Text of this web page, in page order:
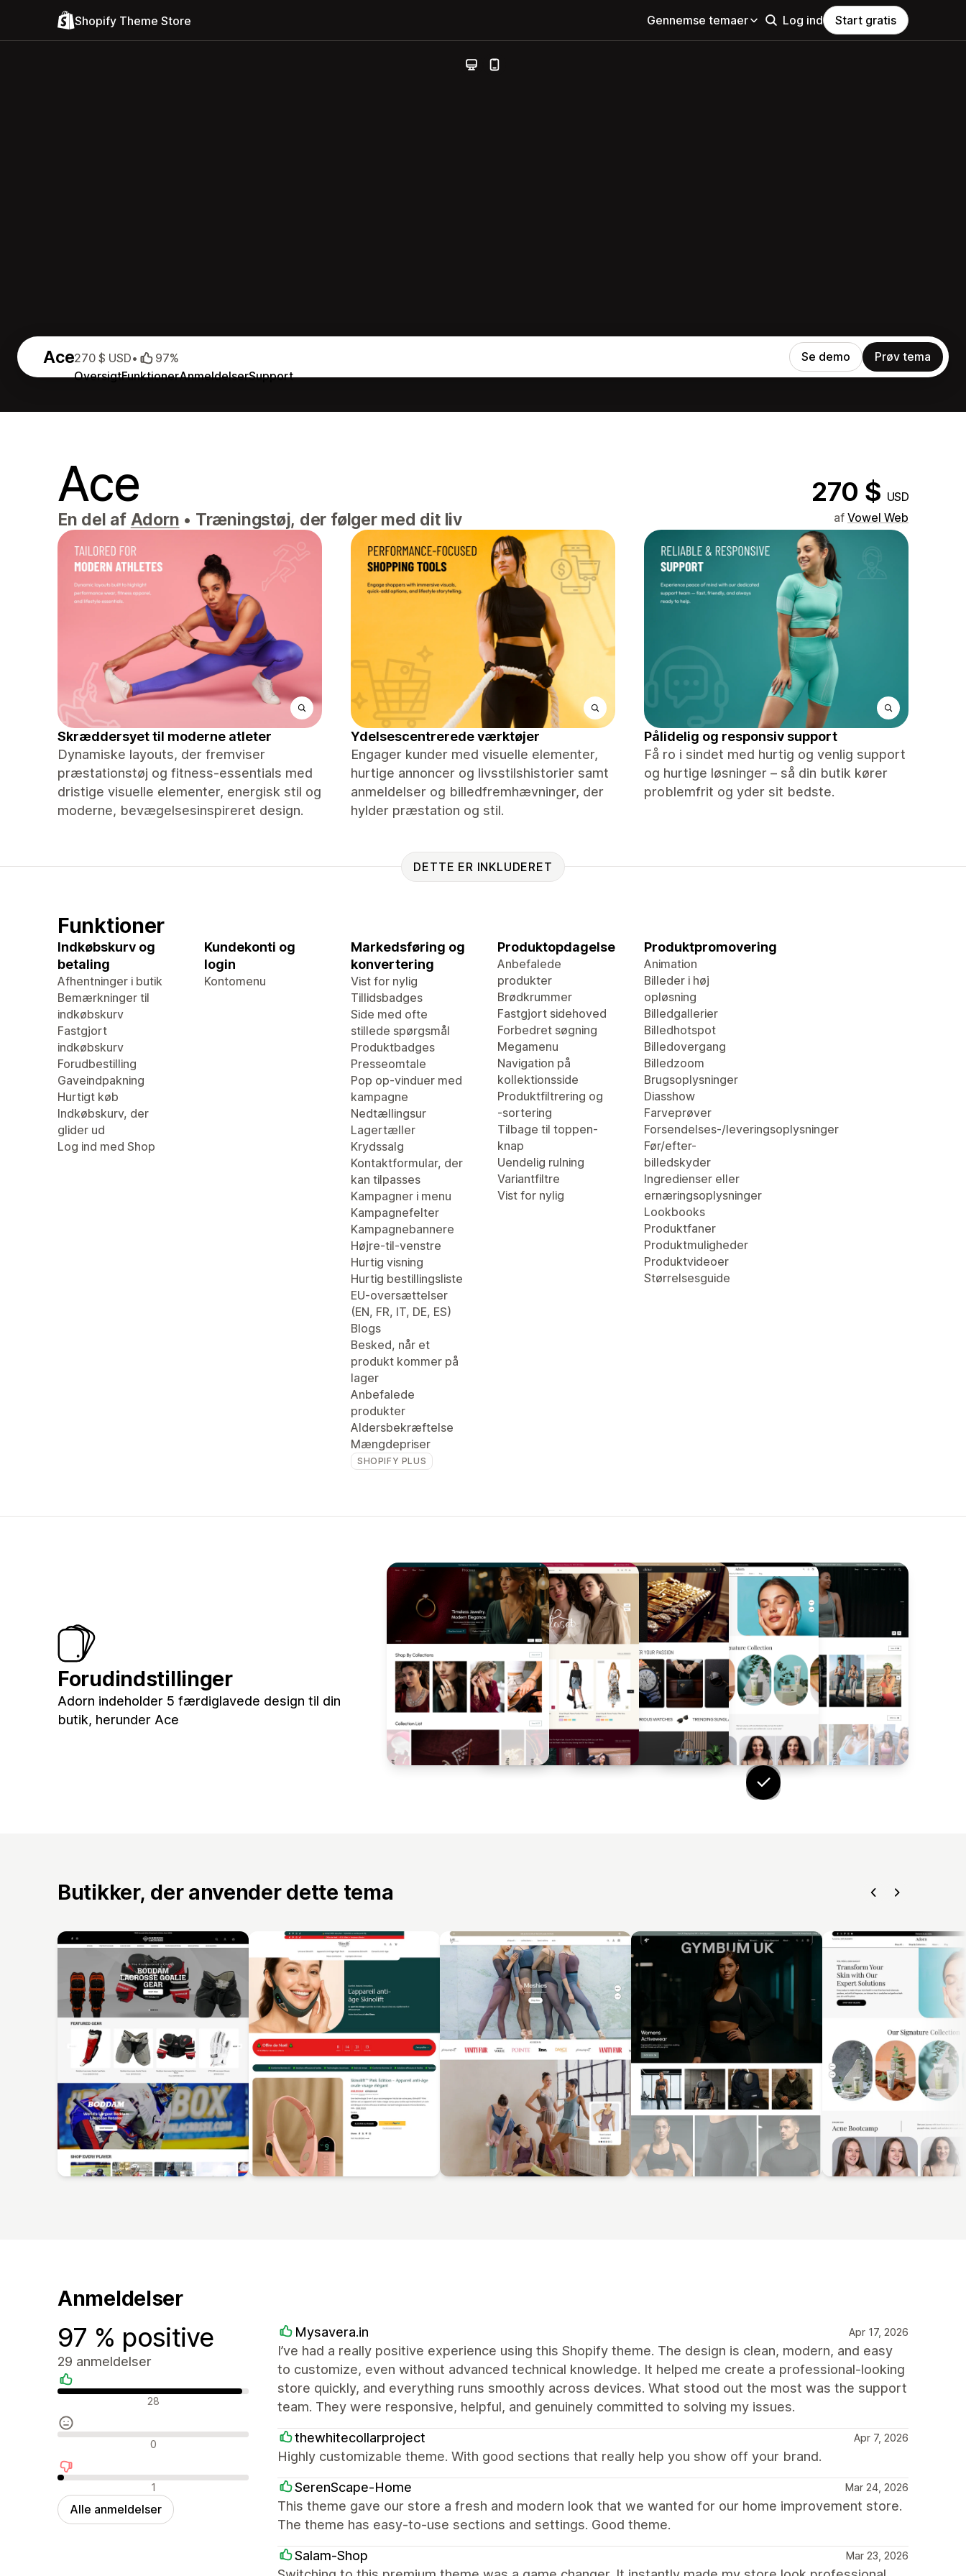
Shopify Theme Store Gennemse temaer Log ind Start gratis
Ace
OversigtFunktionerAnmeldelserSupport
270 $ USD• 97% Se demo Prøv tema
Ace 270 $ USD
En del af Adorn • Træningstøj, der følger med dit liv af Vowel Web
Skræddersyet til moderne atleter
Dynamiske layouts, der fremviser
præstationstøj og fitness-essentials med
dristige visuelle elementer, energisk stil og
moderne, bevægelsesinspireret design.
Ydelsescentrerede værktøjer
Engager kunder med visuelle elementer,
hurtige annoncer og livsstilshistorier samt
anmeldelser og billedfremhævninger, der
hylder præstation og stil.
Pålidelig og responsiv support
Få ro i sindet med hurtig og venlig support
og hurtige løsninger – så din butik kører
problemfrit og yder sit bedste.
DETTE ER INKLUDERET
Funktioner
Indkøbskurv og
betaling
Afhentninger i butik
Bemærkninger til
indkøbskurv
Fastgjort
indkøbskurv
Forudbestilling
Gaveindpakning
Hurtigt køb
Indkøbskurv, der
glider ud
Log ind med Shop
Kundekonti og
login
Kontomenu
Markedsføring og
konvertering
Vist for nylig
Tillidsbadges
Side med ofte
stillede spørgsmål
Produktbadges
Presseomtale
Pop op-vinduer med
kampagne
Nedtællingsur
Lagertæller
Krydssalg
Kontaktformular, der
kan tilpasses
Kampagner i menu
Kampagnefelter
Kampagnebannere
Højre-til-venstre
Hurtig visning
Hurtig bestillingsliste
EU-oversættelser
(EN, FR, IT, DE, ES)
Blogs
Besked, når et
produkt kommer på
lager
Anbefalede
produkter
Aldersbekræftelse
Mængdepriser
SHOPIFY PLUS
Produktopdagelse
Anbefalede
produkter
Brødkrummer
Fastgjort sidehoved
Forbedret søgning
Megamenu
Navigation på
kollektionsside
Produktfiltrering og
-sortering
Tilbage til toppen-
knap
Uendelig rulning
Variantfiltre
Vist for nylig
Produktpromovering
Animation
Billeder i høj
opløsning
Billedgallerier
Billedhotspot
Billedovergang
Billedzoom
Brugsoplysninger
Diasshow
Farveprøver
Forsendelses-/leveringsoplysninger
Før/efter-
billedskyder
Ingredienser eller
ernæringsoplysninger
Lookbooks
Produktfaner
Produktmuligheder
Produktvideoer
Størrelsesguide
Forudindstillinger
Adorn indeholder 5 færdiglavede design til din
butik, herunder Ace
Butikker, der anvender dette tema
Anmeldelser
97 % positive
29 anmeldelser
Positive anmeldelser
28
Neutrale anmeldelser
0
Negative anmeldelser
1
Alle anmeldelser
Mysavera.in Apr 17, 2026
I’ve had a really positive experience using this Shopify theme. The design is clean, modern, and easy
to customize, even without advanced technical knowledge. It helped me create a professional-looking
store quickly, and everything runs smoothly across devices. What stood out the most was the support
team. They were responsive, helpful, and genuinely committed to solving my issues.
thewhitecollarproject Apr 7, 2026
Highly customizable theme. With good sections that really help you show off your brand.
SerenScape-Home Mar 24, 2026
This theme gave our store a fresh and modern look that we wanted for our home improvement store.
The theme has easy-to-use sections and settings. Good theme.
Salam-Shop Mar 23, 2026